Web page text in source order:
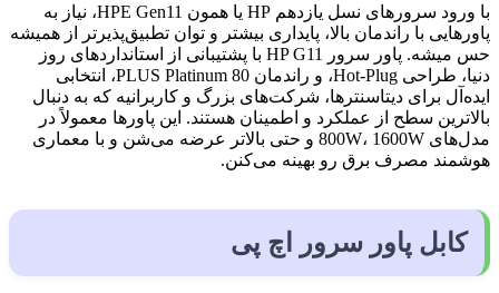
با ورود سرورهای نسل یازدهم HP یا همون HPE Gen11، نیاز به
پاورهایی با راندمان بالا، پایداری بیشتر و توان تطبیق‌پذیرتر از همیشه
حس میشه. پاور سرور HP G11 با پشتیبانی از استانداردهای روز
دنیا، طراحی Hot-Plug، و راندمان 80 PLUS Platinum، انتخابی
ایده‌آل برای دیتاسنترها، شرکت‌های بزرگ و کاربرانیه که به دنبال
بالاترین سطح از عملکرد و اطمینان هستند. این پاورها معمولاً در
مدل‌های 800W، 1600W و حتی بالاتر عرضه می‌شن و با معماری
هوشمند مصرف برق رو بهینه می‌کنن.
کابل پاور سرور اچ پی